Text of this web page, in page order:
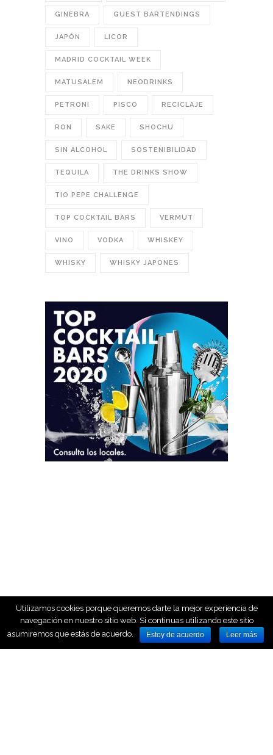
GINEBRA GUEST BARTENDINGS
JAPÓN LICOR
MADRID COCKTAIL WEEK
MATUSALEM NEODRINKS
PETRONI PISCO RECICLAJE
RON SAKE SHOCHU
SIN ALCOHOL SOSTENIBILIDAD
TEQUILA THE DRINKS SHOW
TIO PEPE CHALLENGE
TOP COCKTAIL BARS VERMUT
VINO VODKA WHISKEY
WHISKY WHISKY JAPONES
Utilizamos cookies porque queremos darte la mejor experiencia de
navegación en nuestro sitio web. Si continuas utilizando este sitio
asumiremos que estás de acuerdo.
Estoy de acuerdo Leer más